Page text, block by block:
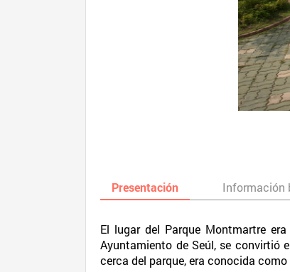
Presentación Información
El lugar del Parque Montmartre
Ayuntamiento de Seúl, se convirtió
cerca del parque, era conocida